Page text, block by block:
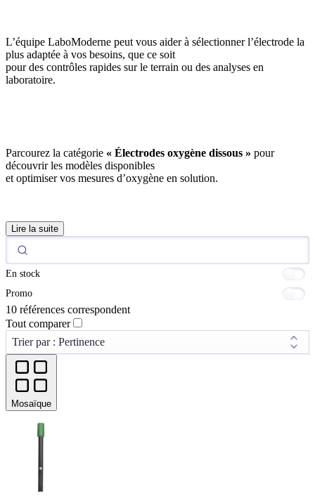
L’équipe LaboModerne peut vous aider à sélectionner l’électrode la
plus adaptée à vos besoins, que ce soit
pour des contrôles rapides sur le terrain ou des analyses en
laboratoire.
Parcourez la catégorie « Électrodes oxygène dissous » pour
découvrir les modèles disponibles
et optimiser vos mesures d’oxygène en solution.
Lire la suite
En stock
Promo
10 références correspondent
Tout comparer
Mosaïque